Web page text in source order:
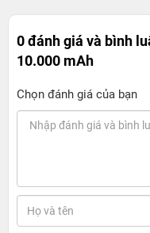
0 đánh giá và bình
10.000 mAh
Chọn đánh giá của bạn